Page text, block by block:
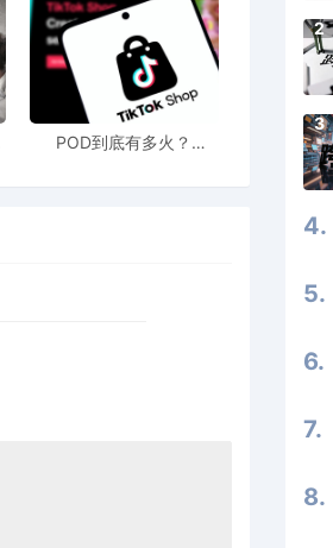
POD到底有多火？
2
3
4.
5.
6.
7.
8.